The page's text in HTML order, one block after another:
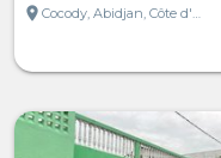
location_on